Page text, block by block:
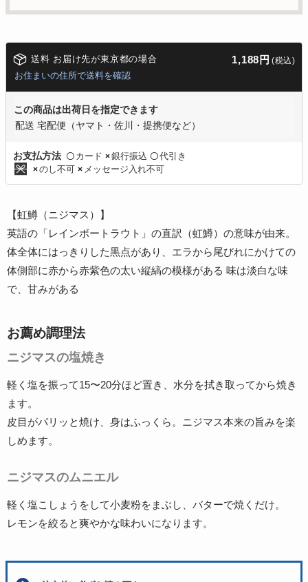
送料 お届け先が東京都の場合 1,188円 (税込)
お住まいの住所で送料を確認
この商品は出荷日を指定できます
配送 宅配便（ヤマト・佐川・提携便など）
お支払方法 〇 カード ×銀行振込 〇代引き
×のし不可 × メッセージ入れ不可
【虹鱒（ニジマス）】
英語の「レインボートラウト」の直訳（虹鱒）の意味が由来。
体全体にはっきりした黒点があり、エラから尾びれにかけての
体側部に赤から赤紫色の太い縦縞の模様がある 味は淡白な味
で、甘みがある
お薦め調理法
ニジマスの塩焼き
軽く塩を振って15〜20分ほど置き、水分を拭き取ってから焼き
ます。
皮目がパリッと焼け、身はふっくら。ニジマス本来の旨みを楽
しめます。
ニジマスのムニエル
軽く塩こしょうをして小麦粉をまぶし、バターで焼くだけ。
レモンを絞ると爽やかな味わいになります。